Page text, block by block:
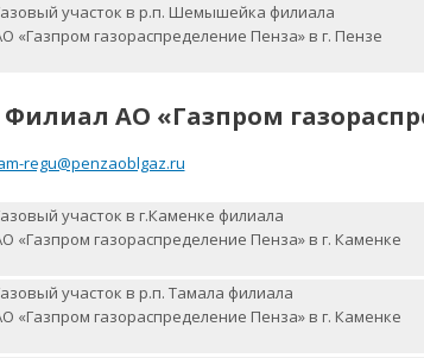
участок в р.п. Шемышейка филиала
«Газпром газораспределение Пенза» в г. Пензе
Филиал АО «Газпром
regu@penzaoblgaz.ru
участок в г.Каменке филиала
«Газпром газораспределение Пенза» в г. Каменке
участок в р.п. Тамала филиала
«Газпром газораспределение Пенза» в г. Каменке